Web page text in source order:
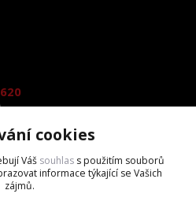
cookies
Váš souhlas s použitím souborů
informace týkající se Vašich
zájmů.